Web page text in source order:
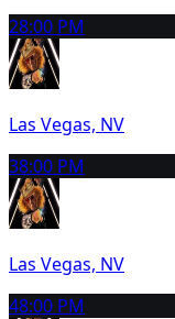
28:00 PM
Las Vegas, NV
38:00 PM
Las Vegas, NV
48:00 PM